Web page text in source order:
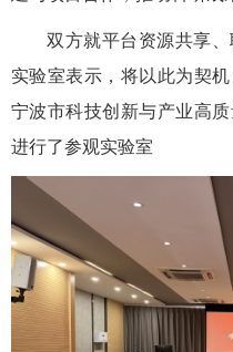
双方就平台资源共享、
实验室表示，将以此为契
宁波市科技创新与产业高
进行了参观实验室